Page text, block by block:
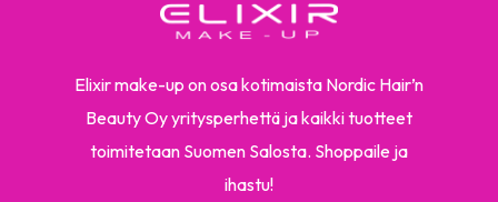
Elixir make-up on osa kotimaista Nordic Hair’n
Beauty Oy yritysperhettä ja kaikki tuotteet
toimitetaan Suomen Salosta. Shoppaile ja
ihastu!